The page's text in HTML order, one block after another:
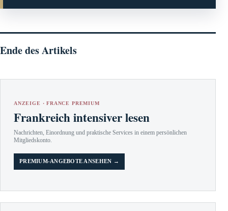
Ende des Artikels
ANZEIGE · FRANCE PREMIUM
Frankreich intensiver lesen
Nachrichten, Einordnung und praktische Services in einem persönlichen
Mitgliedskonto.
PREMIUM-ANGEBOTE ANSEHEN →